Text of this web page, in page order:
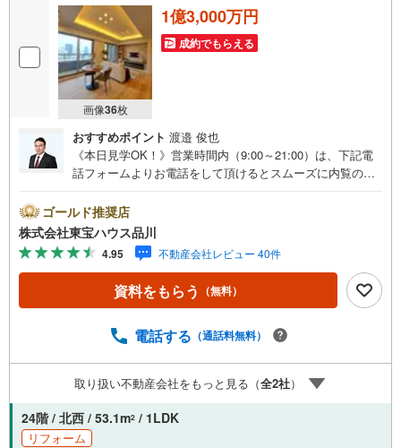
画像36枚
1億3,000万円
成約でもらえる
おすすめポイント 渡邉 俊也
《本日見学OK！》営業時間内（9:00～21:00）は、下記電
話フォームよりお電話をして頂けるとスムーズに内覧のご
hoo！ 不動産キャンペーン対象店舗】当店で物件を成約す
るとPayPayボーナスライトがもらえる「Yahoo！ 不動産
物件ご成約キャンペーン」の対象になります。「資料をも
らう」「見学予約をする」ボタンからお問い合わせくださ
い。※必ずYahoo！ JAPAN IDでログインしてください。※P
ayPayボーナスライトは出金と譲渡はできません。ご案
問い合わせも常時受け付けております！お気軽にお問い合
ゴールド推奨店
株式会社東宝ハウス品川
4.95 不動産会社レビュー 40件
資料をもらう （無料）
電話する （通話料無料）
取り扱い不動産会社をもっと見る（全2社）
24階 / 北西 / 53.1m2 / 1LDK
リフォーム